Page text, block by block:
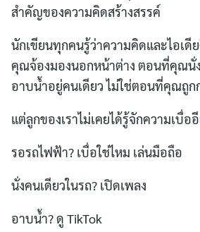
สำคัญของความคิดสร้างสรรค์
นักเขียนทุกคนรู้ว่าความคิดและไอเ
คุณจ้องมองนอกหน้าต่าง ตอนที่คุณนั่
อาบน้ำอยู่คนเดียว ไม่ใช่ตอนที่คุณถูก
แต่ลูกของเราไม่เคยได้รู้จักความเบื่อ
รอรถไฟฟ้า? เบื่อใช่ไหม เล่นมือถือ
นั่งคนเดียวในรถ? เปิดเพลง
อาบน้ำ? ดู TikTok